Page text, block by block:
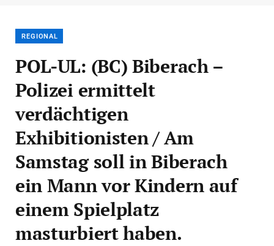
REGIONAL
POL-UL: (BC) Biberach –
Polizei ermittelt
verdächtigen
Exhibitionisten / Am
Samstag soll in Biberach
ein Mann vor Kindern auf
einem Spielplatz
masturbiert haben.